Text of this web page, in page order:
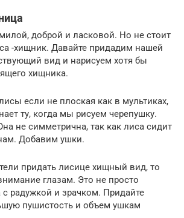
доброй и ласковой. Но не стоит
-хищник. Давайте придадим нашей
вид и нарисуем хотя бы
хищника.
если не плоская как в мультиках,
ту, когда мы рисуем черепушку.
не симметрична, так как лиса сидит
Добавим ушки.
придать лисице хищный вид, то
глазам. Это не просто
с радужкой и зрачком. Придайте
пушистость и объем ушкам